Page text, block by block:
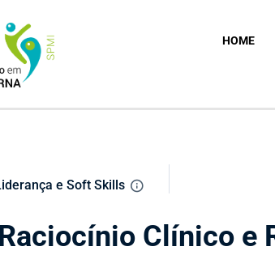
HOME
e Soft Skills
Clínico e